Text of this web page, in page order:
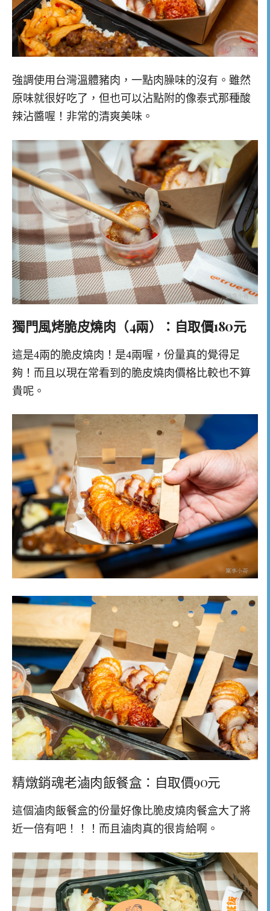
強調使用台灣溫體豬肉，一點肉臊味的沒有。雖然
原味就很好吃了，但也可以沾點附的像泰式那種酸
辣沾醬喔！非常的清爽美味。
獨門風烤脆皮燒肉（4兩）：自取價180元
這是4兩的脆皮燒肉！是4兩喔，份量真的覺得足
夠！而且以現在常看到的脆皮燒肉價格比較也不算
貴呢。
精燉銷魂老滷肉飯餐盒：自取價90元
這個滷肉飯餐盒的份量好像比脆皮燒肉餐盒大了將
近一倍有吧！！！而且滷肉真的很肯給啊。